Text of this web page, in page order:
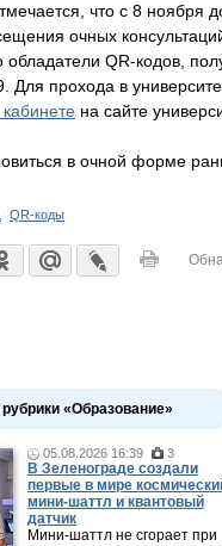
что с 8 ноября
очных
обладатели QR-кодов,
Для прохода в
на сайте
в очной форме
QR-коды
«Образование»
05.08.2026 16:39 3
В Зеленограде создали
первые в мире
мини-шаттл и квантовый
датчик
Мини-шаттл не сгорает при